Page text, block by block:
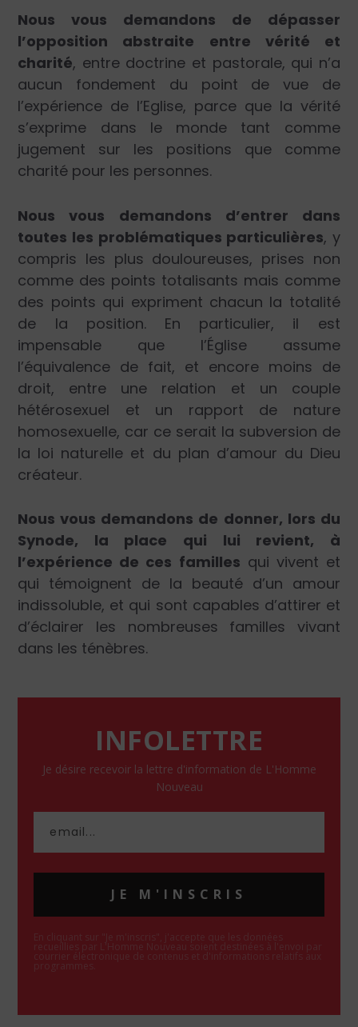
Nous vous demandons de dépasser
l’opposition abstraite entre vérité et
charité, entre doctrine et pastorale, qui n’a
aucun fondement du point de vue de
l’expérience de l’Eglise, parce que la vérité
s’exprime dans le monde tant comme
jugement sur les positions que comme
charité pour les personnes.
Nous vous demandons d’entrer dans
toutes les problématiques particulières, y
compris les plus douloureuses, prises non
comme des points totalisants mais comme
des points qui expriment chacun la totalité
de la position. En particulier, il est
impensable que l’Église assume
l’équivalence de fait, et encore moins de
droit, entre une relation et un couple
hétérosexuel et un rapport de nature
homosexuelle, car ce serait la subversion de
la loi naturelle et du plan d’amour du Dieu
créateur.
Nous vous demandons de donner, lors du
Synode, la place qui lui revient, à
l’expérience de ces familles qui vivent et
qui témoignent de la beauté d’un amour
indissoluble, et qui sont capables d’attirer et
d’éclairer les nombreuses familles vivant
dans les ténèbres.
INFOLETTRE
Je désire recevoir la lettre d'information de L'Homme
Nouveau
JE M'INSCRIS
En cliquant sur "Je m'inscris", j'accepte que les données
recueillies par L'Homme Nouveau soient destinées à l'envoi par
courrier électronique de contenus et d'informations relatifs aux
programmes.